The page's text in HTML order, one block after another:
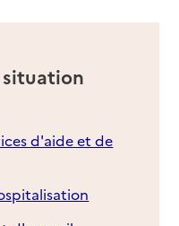
situation
d'aide et de